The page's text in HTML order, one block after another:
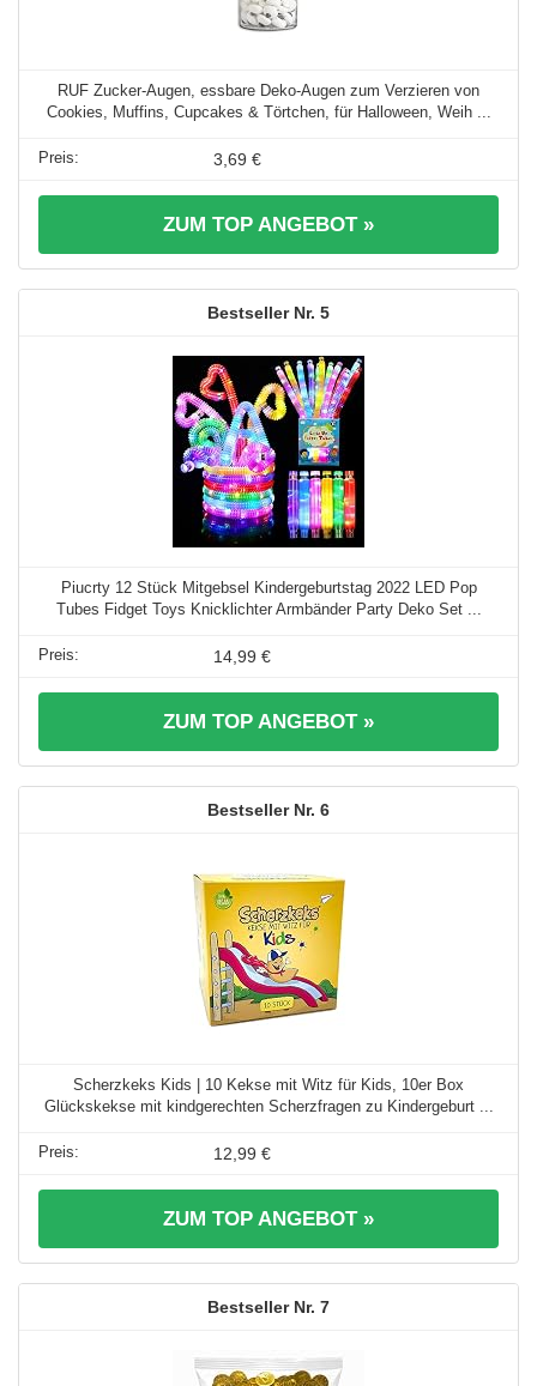
RUF Zucker-Augen, essbare Deko-Augen zum Verzieren von
Cookies, Muffins, Cupcakes & Törtchen, für Halloween, Weih ...
3,69 €
ZUM TOP ANGEBOT »
5
Piucrty 12 Stück Mitgebsel Kindergeburtstag 2022 LED Pop
Tubes Fidget Toys Knicklichter Armbänder Party Deko Set ...
14,99 €
ZUM TOP ANGEBOT »
6
Scherzkeks Kids | 10 Kekse mit Witz für Kids, 10er Box
Glückskekse mit kindgerechten Scherzfragen zu Kindergeburt ...
12,99 €
ZUM TOP ANGEBOT »
7